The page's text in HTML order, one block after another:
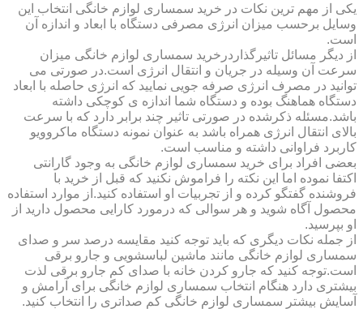
یکی از مهم ترین نکات در خرید سمساری لوازم خانگی انتخاب این
وسایل برحسب میزان انرژی مصرفی دستگاه با ابعاد و اندازه آن
است.
از دیگر مسائل تاثیرگذاردرخرید سمساری لوازم خانگی میزان
سرعت آن وسیله در جریان و انتقال انرژی است.در صورتی می
توانید در مصرف انرژی صرفه جویی نمایید که انرژی حاصله با ابعاد
دستگاه هماهنگ بوده و دستگاه شما اندازه ی کوچکی داشته
باشد.مسئله ذکرشده در صورتی تاثیر چند برابر دارد که با سرعت
بالای انتقال انرژی همراه باشد به عنوان نمونه دستگاه ماکروویو
کاربرد فراوانی داشته و مناسب است.
بعضی افراد برای خرید سمساری لوازم خانگی به وجود گارانتی
اکتفا نموده اما این نکته را فراموش نکنید که قبل از خرید با
فروشنده گفتگو کرده و از تجربیات او استفاده کنید.از موارد استفاده
محصول آگاه شوید و هر سوالی که درمورد کارایی محصول دارید از
او بپرسید.
از جمله نکات دیگری که باید توجه کنید مقایسه درصد سر و صدای
سمساری لوازم خانگی مانند ماشین لباسشویی و جارو برقی
است.توجه کنید که جارو کردن خانه با صدای کم جارو برقی لذت
بیشتری دارد هنگام انتخاب سمساری لوازم خانگی برای آرامش و
آسایش بیشتر سمساری لوازم خانگی کم صداتری را انتخاب کنید.